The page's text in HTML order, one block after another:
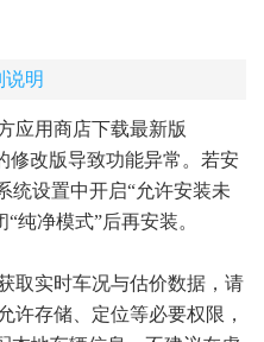
说明
应用商店下载最新版
修改版导致功能异常。若安
统设置中开启“允许安装未
纯净模式”后再安装。
取实时车况与估价数据，请
许存储、定位等必要权限，